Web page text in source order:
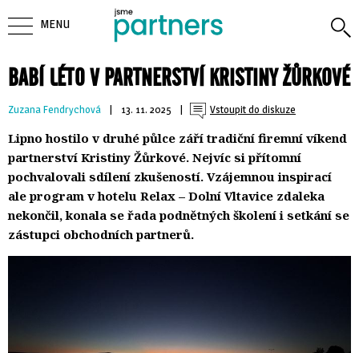
BABÍ LÉTO V PARTNERSTVÍ KRISTINY ŽŮRKOVÉ
Zuzana Fendrychová | 13. 11. 2025 | Vstoupit do diskuze
Lipno hostilo v druhé půlce září tradiční firemní víkend
partnerství Kristiny Žůrkové. Nejvíc si přítomní
pochvalovali sdílení zkušeností. Vzájemnou inspirací
ale program v hotelu Relax – Dolní Vltavice zdaleka
nekončil, konala se řada podnětných školení i setkání se
zástupci obchodních partnerů.
MENU